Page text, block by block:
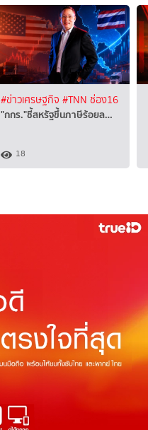
#ข่าวเศรษฐกิจ #TNN ช่อง16
"กกร."ชี้สหรัฐขึ้นภาษีร้อยล…
18